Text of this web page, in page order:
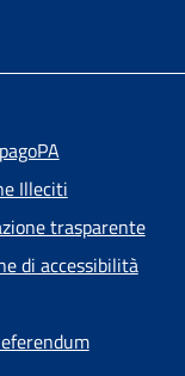
Illeciti
trasparente
di accessibilità